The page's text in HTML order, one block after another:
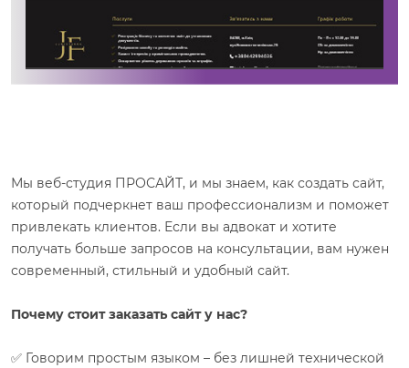
Мы веб-студия ПРОСАЙТ, и мы знаем, как создать сайт,
который подчеркнет ваш профессионализм и поможет
привлекать клиентов. Если вы адвокат и хотите
получать больше запросов на консультации, вам нужен
современный, стильный и удобный сайт.
Почему стоит заказать сайт у нас?
✅ Говорим простым языком – без лишней технической